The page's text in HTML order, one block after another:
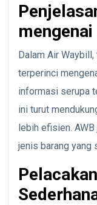
Dalam Air
terperinci
informasi serupa
ini turut
lebih efisien.
jenis barang yang